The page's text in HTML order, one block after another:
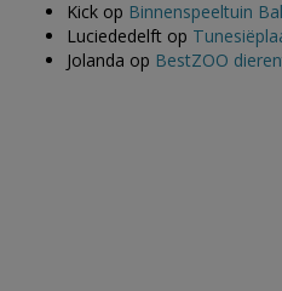
Kick op Binnenspeeltuin
Luciededelft op
Jolanda op BestZOO